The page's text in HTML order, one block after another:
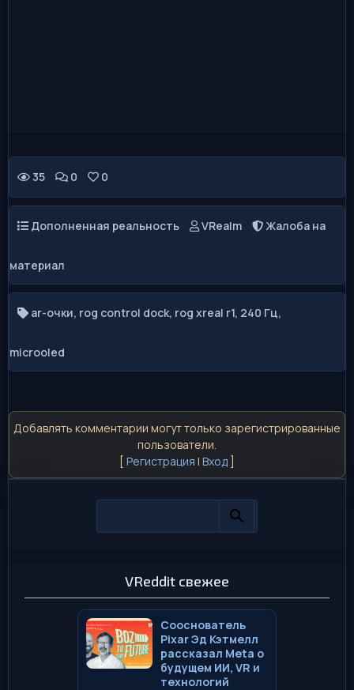
35 0 0
Дополненная реальность VRealm Жалоба на
материал
ar-очки, rog control dock, rog xreal r1, 240 Гц,
microoled
Добавлять комментарии могут только зарегистрированные
пользователи.
[ Регистрация | Вход ]
VReddit свежее
Сооснователь
Pixar Эд Кэтмелл
рассказал Meta о
будущем ИИ, VR и
технологий